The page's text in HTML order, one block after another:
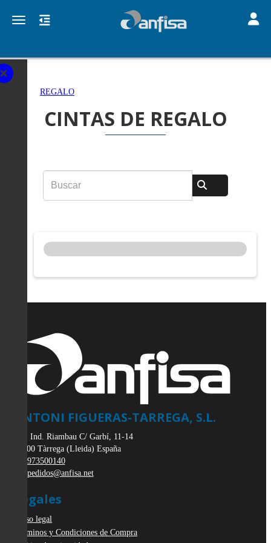
Toggle navigation
REGALO
CINTAS DE REGALO
ANTONI FIGUERAS-TARREGA, S.L.
Pol. Ind. Riambau C/ Garbí, 11-14
25300 Tàrrega (Lleida) España
973500140
pedidos@anfisa.net
Legales
Aviso legal
Términos y Condiciones de Compra